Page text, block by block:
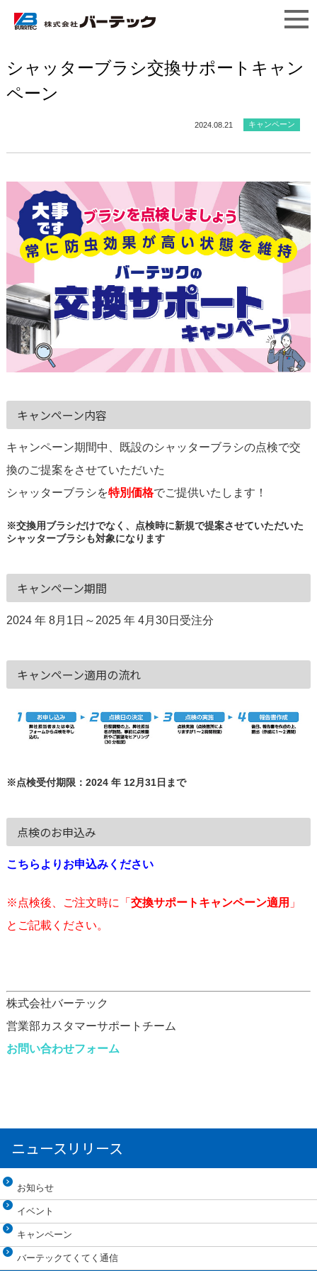
シャッターブラシ交換サポートキャン
ペーン
2024.08.21 キャンペーン
キャンペーン内容
キャンペーン期間中、既設のシャッターブラシの点検で交
換のご提案をさせていただいた
シャッターブラシを特別価格でご提供いたします！
※交換用ブラシだけでなく、点検時に新規で提案させていただいた
シャッターブラシも対象になります
キャンペーン期間
2024 年 8月1日～2025 年 4月30日受注分
キャンペーン適用の流れ
※点検受付期限：2024 年 12月31日まで
点検のお申込み
こちらよりお申込みください
※点検後、ご注文時に「 交換サポートキャンペーン適用 」
とご記載ください。
株式会社バーテック
営業部カスタマーサポートチーム
お問い合わせフォーム
ニュースリリース
お知らせ
イベント
キャンペーン
バーテックてくてく通信